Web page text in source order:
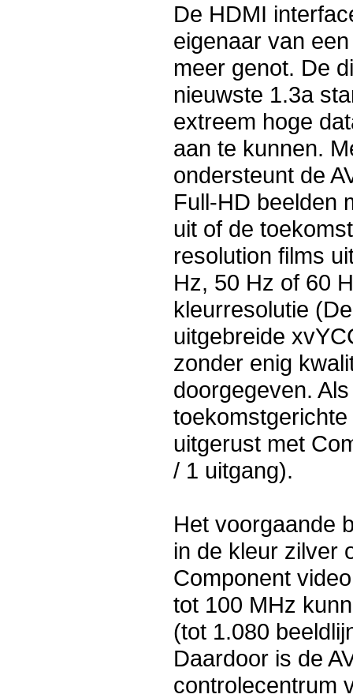
De HDMI
eigenaar van
meer genot. De
nieuwste 1.3a
extreem hoge
aan te kunnen.
ondersteunt de
Full-HD beelden
uit of de
resolution films
Hz, 50 Hz of 60
kleurresolutie
uitgebreide
zonder enig
doorgegeven.
uitgerust met
/ 1 uitgang).
Het voorgaande
in de kleur zilver
Component
tot 100 MHz
(tot 1.080
Daardoor is de
controlecentrum